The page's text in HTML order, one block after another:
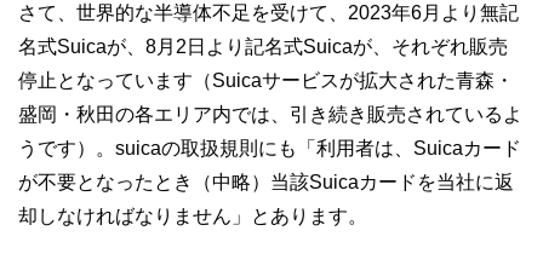
さて、世界的な半導体不足を受けて、2023年6月より無記
名式Suicaが、8月2日より記名式Suicaが、それぞれ販売
停止となっています（Suicaサービスが拡大された青森・
盛岡・秋田の各エリア内では、引き続き販売されているよ
うです）。suicaの取扱規則にも「利用者は、Suicaカード
が不要となったとき（中略）当該Suicaカードを当社に返
却しなければなりません」とあります。